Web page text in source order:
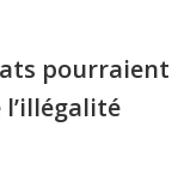
pourraient